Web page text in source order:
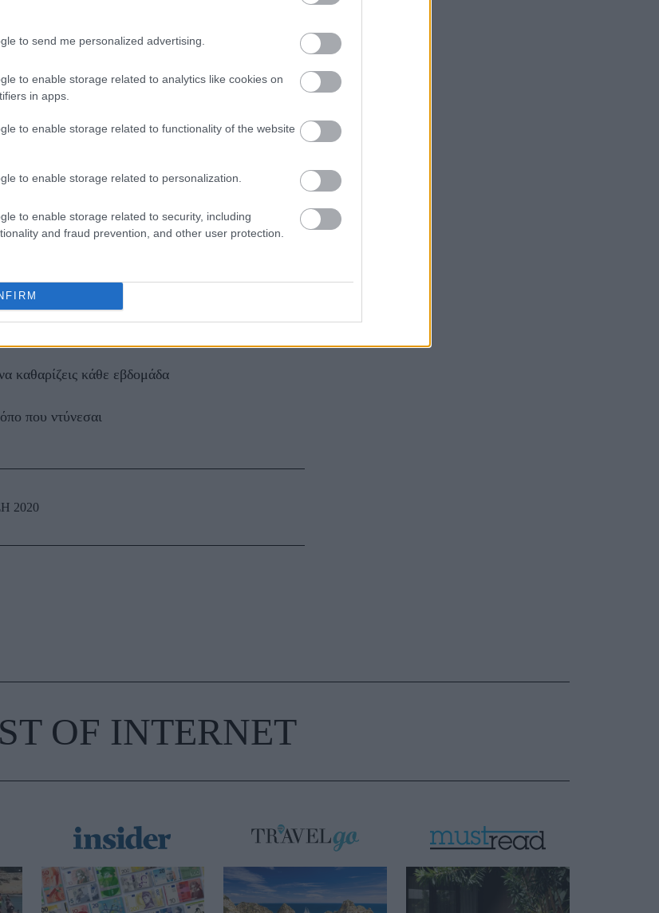
to send me personalized advertising.
to enable storage related to analytics like cookies on
in apps.
to enable storage related to functionality of the website
to enable storage related to personalization.
to enable storage related to security, including
and fraud prevention, and other user protection.
και μάθετε τα πάντα γύρω από τις
και τα πιο hot fashion news.
συνήθως κολλημένα στη μαμά τους
καθαρίζεις κάθε εβδομάδα
που ντύνεσαι
2020
OF INTERNET